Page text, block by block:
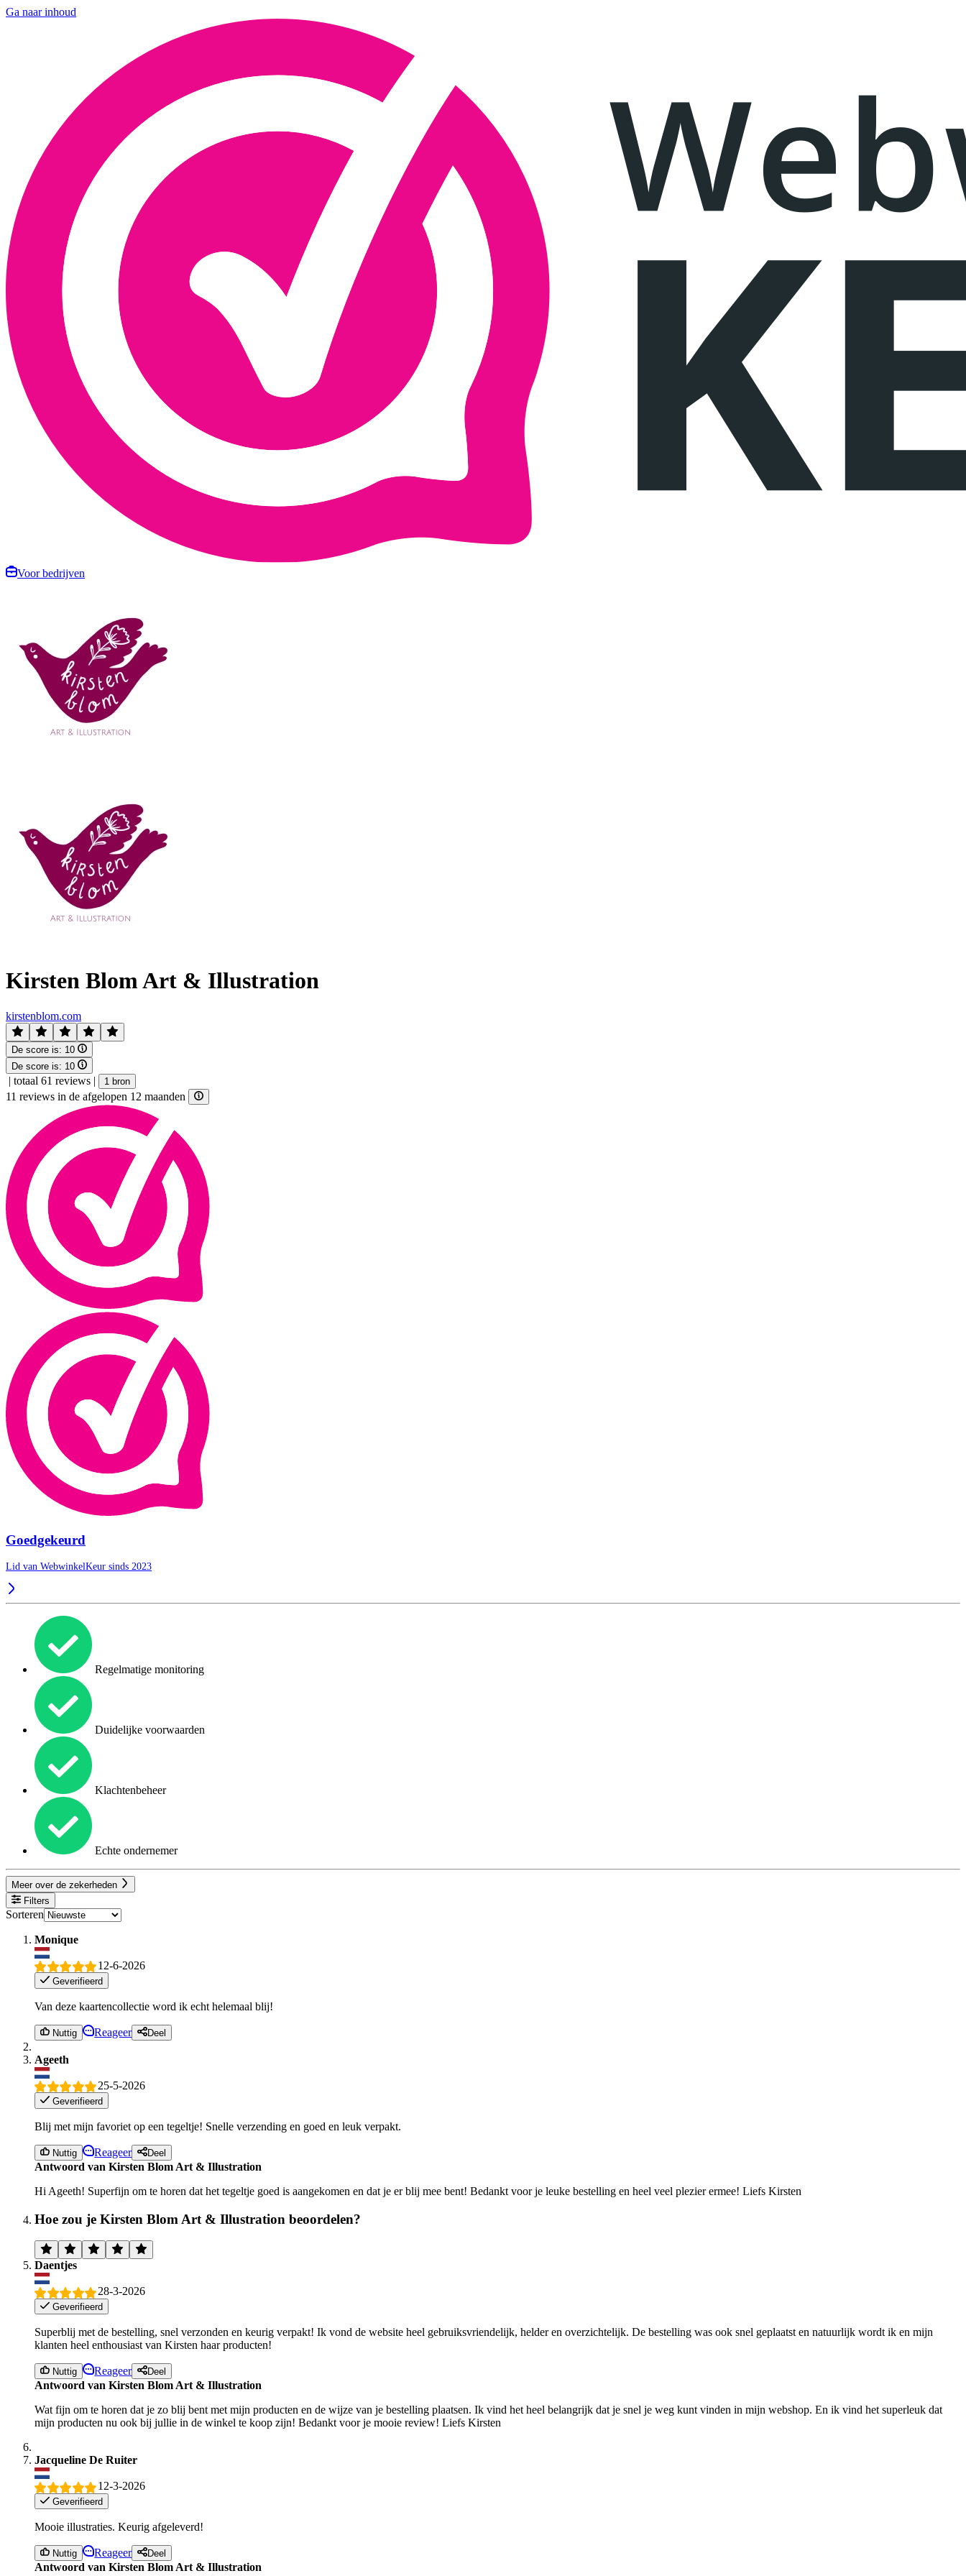
Ga naar inhoud
Voor bedrijven
Kirsten Blom Art & Illustration
kirstenblom.com
De score is: 10
De score is: 10
| totaal 61 reviews | 1 bron
11 reviews in de afgelopen 12 maanden
Goedgekeurd
Lid van WebwinkelKeur sinds 2023
Regelmatige monitoring
Duidelijke voorwaarden
Klachtenbeheer
Echte ondernemer
Meer over de zekerheden
Filters
Sorteren
Monique
12-6-2026
Geverifieerd
Van deze kaartencollectie word ik echt helemaal blij!
Nuttig Reageer Deel
Ageeth
25-5-2026
Geverifieerd
Blij met mijn favoriet op een tegeltje! Snelle verzending en goed en leuk verpakt.
Nuttig Reageer Deel
Antwoord van Kirsten Blom Art & Illustration
Hi Ageeth! Superfijn om te horen dat het tegeltje goed is aangekomen en dat je er blij mee bent! Bedankt voor je leuke bestelling en heel veel plezier ermee! Liefs Kirsten
Hoe zou je Kirsten Blom Art & Illustration beoordelen?
Daentjes
28-3-2026
Geverifieerd
Superblij met de bestelling, snel verzonden en keurig verpakt! Ik vond de website heel gebruiksvriendelijk, helder en overzichtelijk. De bestelling was ook snel geplaatst en natuurlijk wordt ik en mijn
klanten heel enthousiast van Kirsten haar producten!
Nuttig Reageer Deel
Antwoord van Kirsten Blom Art & Illustration
Wat fijn om te horen dat je zo blij bent met mijn producten en de wijze van je bestelling plaatsen. Ik vind het heel belangrijk dat je snel je weg kunt vinden in mijn webshop. En ik vind het superleuk dat
mijn producten nu ook bij jullie in de winkel te koop zijn! Bedankt voor je mooie review! Liefs Kirsten
Jacqueline De Ruiter
12-3-2026
Geverifieerd
Mooie illustraties. Keurig afgeleverd!
Nuttig Reageer Deel
Antwoord van Kirsten Blom Art & Illustration